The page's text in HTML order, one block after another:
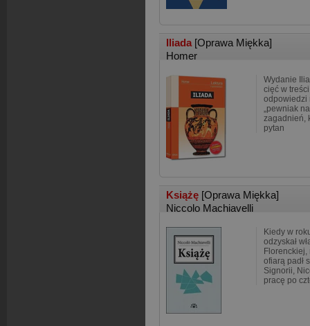
Iliada [Oprawa Miękka]
Homer
Wydanie
cięć w
odpowiedzi
„pewniak
zagadnień,
pytan
Książę [Oprawa Miękka]
Niccolo Machiavelli
Kiedy w
odzyskał
Florenckiej,
ofiarą padł
Signorii,
pracę po